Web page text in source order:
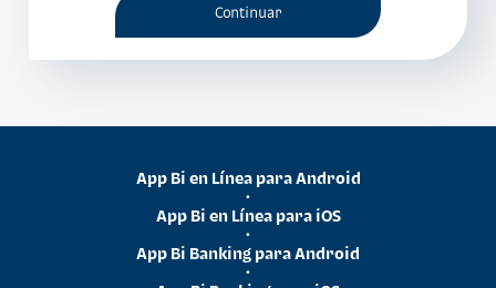
App Bi en Línea para Android
•
App Bi en Línea para iOS
•
App Bi Banking para Android
•